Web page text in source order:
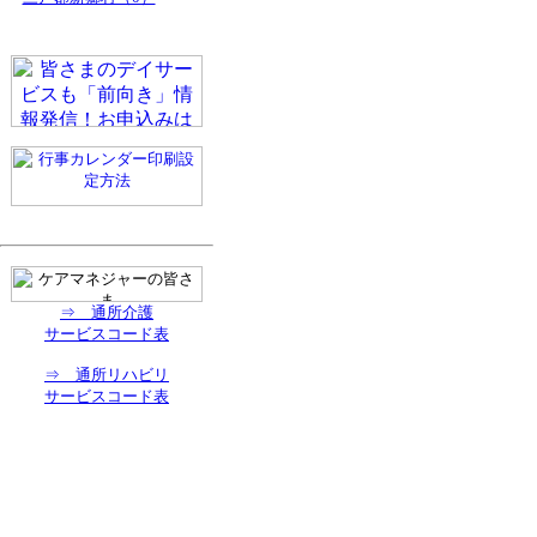
⇒ 通所介護
サービスコード表
⇒ 通所リハビリ
サービスコード表